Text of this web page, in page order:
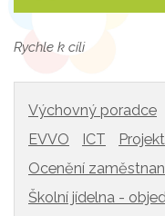
Rychle k cíli
Výchovný poradce
EVVO
ICT
Ocenění
Školní jídelna -